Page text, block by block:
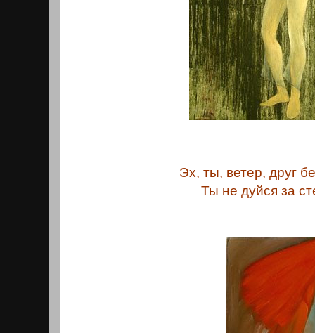
Эх, ты, ветер, друг
Ты не дуйся за